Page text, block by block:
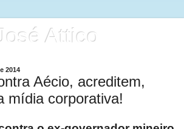
Attico
2014
Aécio, acreditem,
mídia corporativa!